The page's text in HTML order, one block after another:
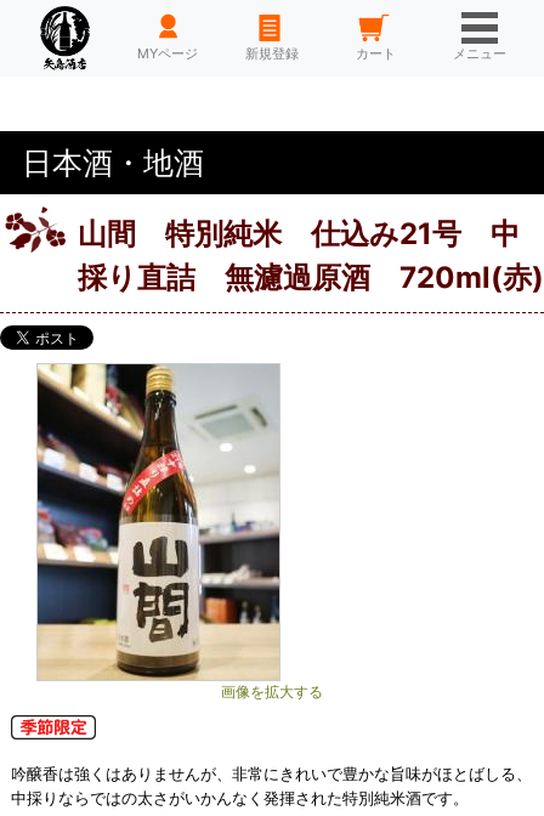
HOME MYページ 新規登録 カート メニュー
日本酒・地酒
山間 特別純米 仕込み21号 中
採り直詰 無濾過原酒 720ml(赤)
画像を拡大する
吟醸香は強くはありませんが、非常にきれいで豊かな旨味がほとばしる、
中採りならではの太さがいかんなく発揮された特別純米酒です。